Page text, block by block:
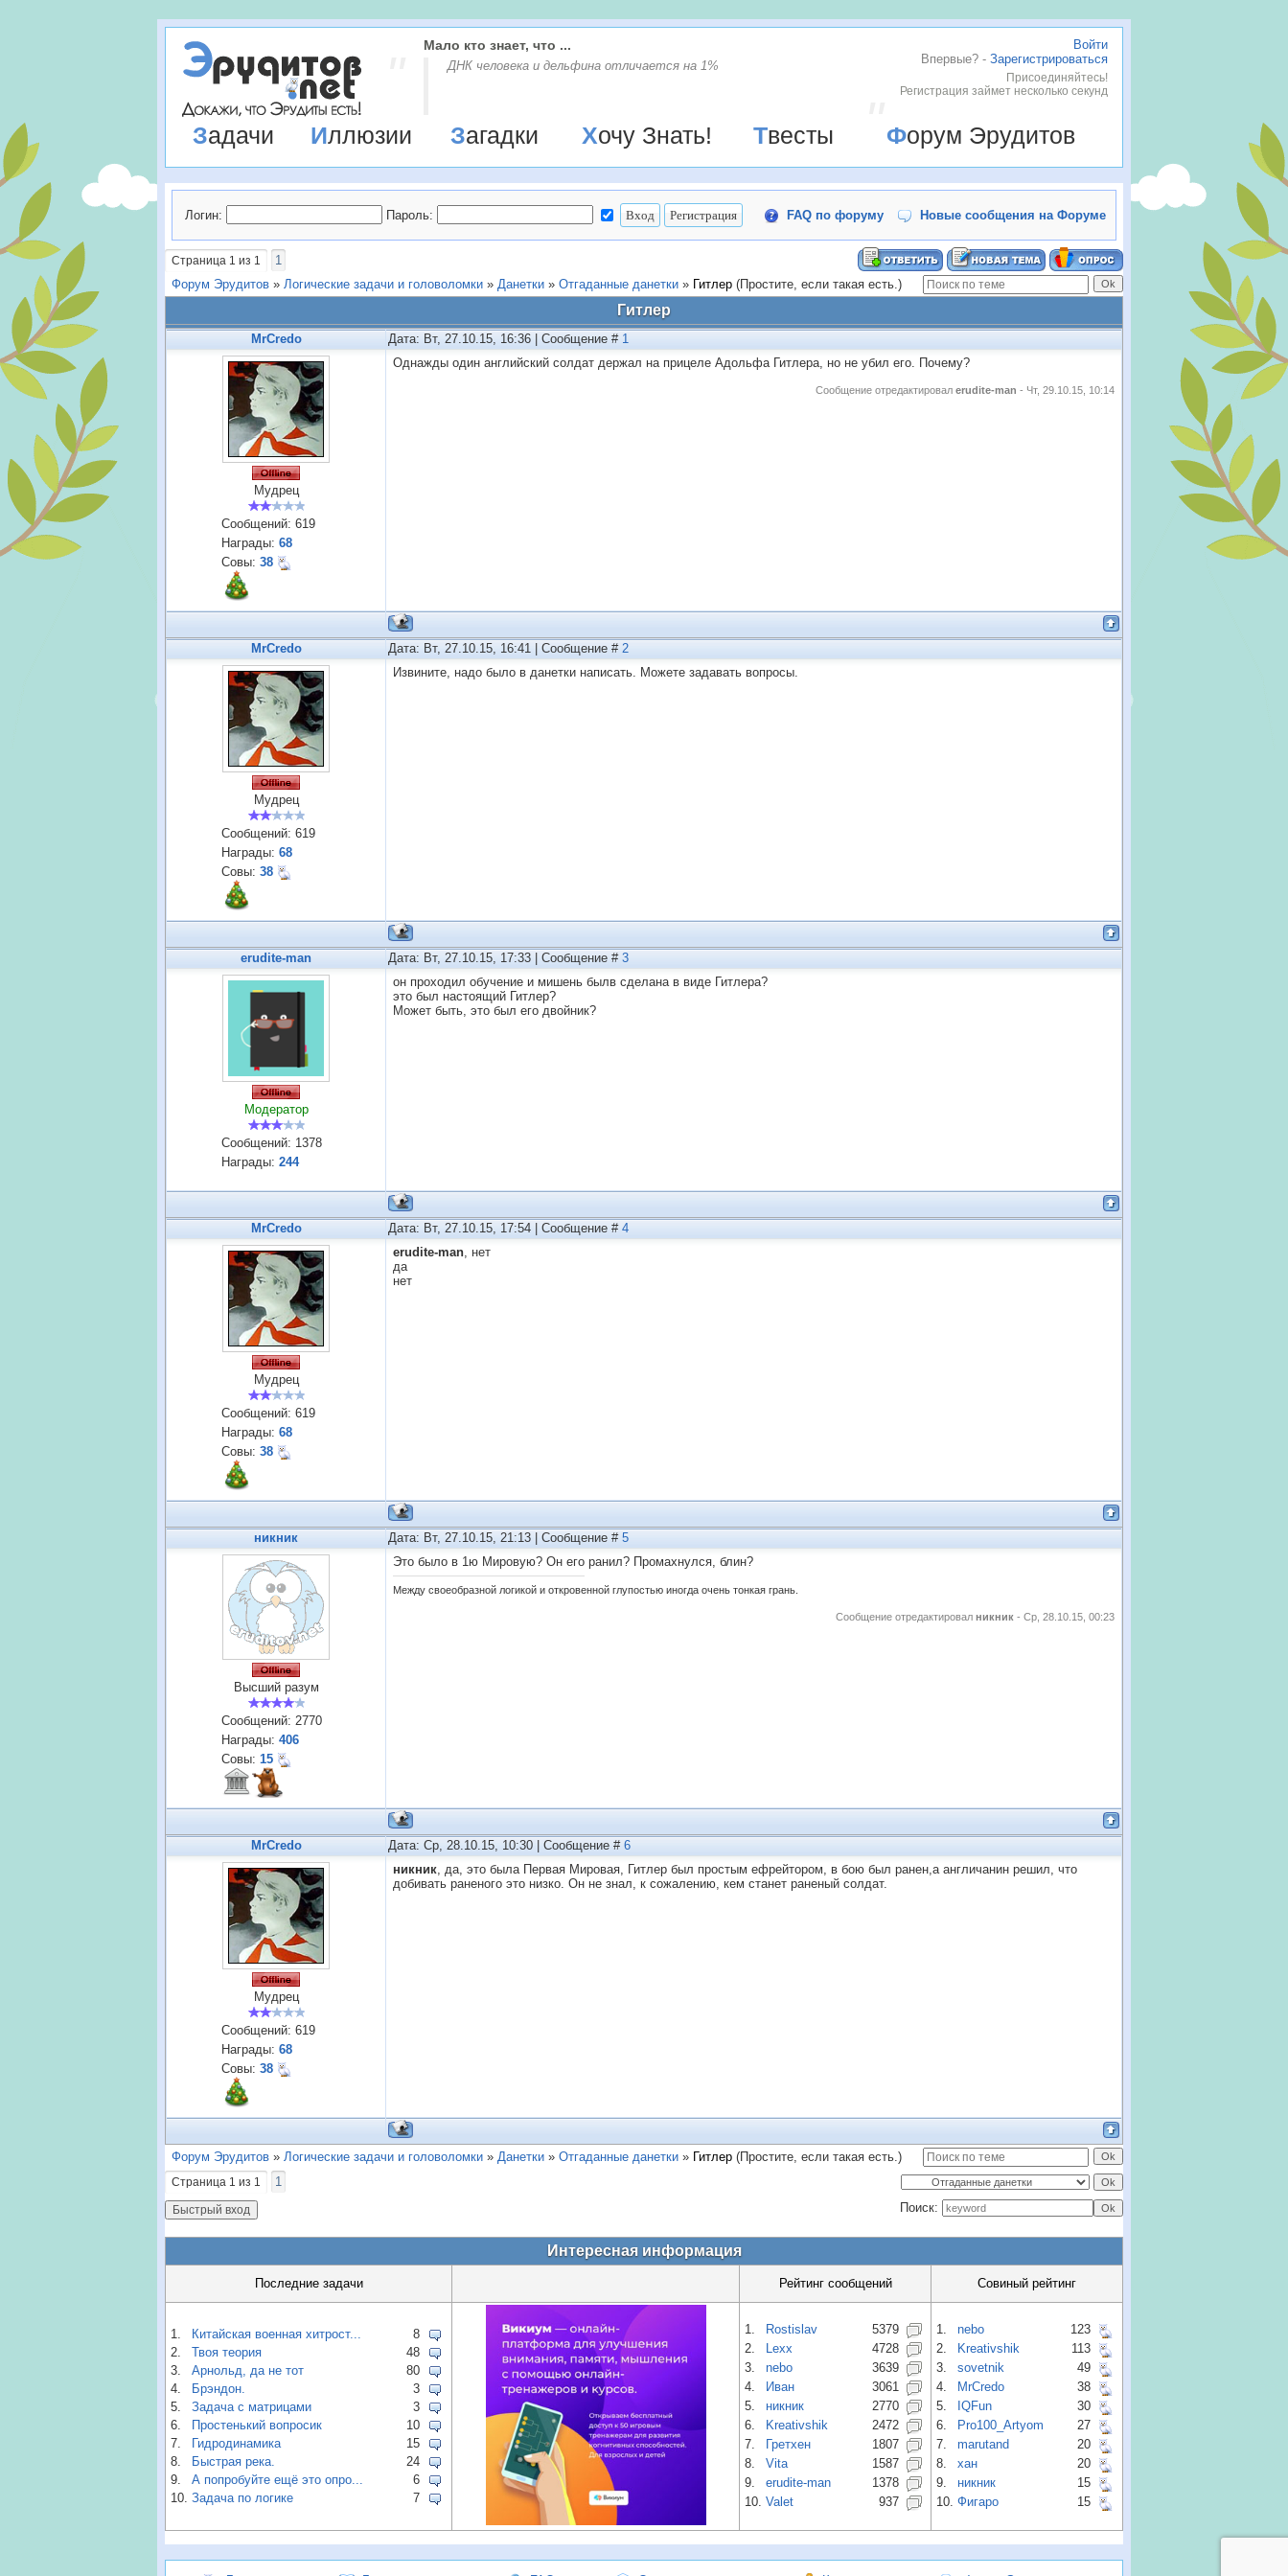
Войти
Впервые? - Зарегистрироваться
Присоединяйтесь!
Регистрация займет несколько секунд
Мало кто знает, что ...
ДНК человека и дельфина отличается на 1%
Задачи Иллюзии Загадки Хочу Знать! Твесты Форум Эрудитов
Логин: Пароль: FAQ по форуму Новые сообщения на Форуме
Страница 1 из 1
1
Форум Эрудитов » Логические задачи и головоломки » Данетки » Отгаданные данетки » Гитлер (Простите, если такая есть.)
Гитлер
MrCredo Дата: Вт, 27.10.15, 16:36 | Сообщение # 1
Мудрец
Сообщений: 619
Награды: 68
Совы: 38
Однажды один английский солдат держал на прицеле Адольфа Гитлера, но не убил его. Почему?
Сообщение отредактировал erudite-man - Чт, 29.10.15, 10:14
MrCredo Дата: Вт, 27.10.15, 16:41 | Сообщение # 2
Мудрец
Сообщений: 619
Награды: 68
Совы: 38
Извините, надо было в данетки написать. Можете задавать вопросы.
erudite-man Дата: Вт, 27.10.15, 17:33 | Сообщение # 3
Модератор
Сообщений: 1378
Награды: 244
он проходил обучение и мишень былв сделана в виде Гитлера?
это был настоящий Гитлер?
Может быть, это был его двойник?
MrCredo Дата: Вт, 27.10.15, 17:54 | Сообщение # 4
Мудрец
Сообщений: 619
Награды: 68
Совы: 38
erudite-man, нет
да
нет
никник Дата: Вт, 27.10.15, 21:13 | Сообщение # 5
Высший разум
Сообщений: 2770
Награды: 406
Совы: 15
Это было в 1ю Мировую? Он его ранил? Промахнулся, блин?
Между своеобразной логикой и откровенной глупостью иногда очень тонкая грань.
Сообщение отредактировал никник - Ср, 28.10.15, 00:23
MrCredo Дата: Ср, 28.10.15, 10:30 | Сообщение # 6
Мудрец
Сообщений: 619
Награды: 68
Совы: 38
никник, да, это была Первая Мировая, Гитлер был простым ефрейтором, в бою был ранен,а англичанин решил, что
добивать раненого это низко. Он не знал, к сожалению, кем станет раненый солдат.
Форум Эрудитов » Логические задачи и головоломки » Данетки » Отгаданные данетки » Гитлер (Простите, если такая есть.)
Страница 1 из 1
1
Поиск:
Интересная информация
Последние задачи Рейтинг сообщений Совиный рейтинг
1. Китайская военная хитрост...
8
2.
Твоя теория
48
3.
Арнольд, да не тот
80
4.
Брэндон.
3
5.
Задача с матрицами
3
6.
Простенький вопросик
10
7.
Гидродинамика
15
8.
Быстрая река.
24
9.
А попробуйте ещё это опро...
6
10. Задача по логике 7
1. Rostislav
5379
2.
Lexx
4728
3.
nebo
3639
4.
Иван
3061
5.
никник
2770
6.
Kreativshik
2472
7.
Гретхен
1807
8.
Vita
1587
9.
erudite-man
1378
10. Valet 937
1. nebo
123
2.
Kreativshik
113
3.
sovetnik
49
4.
MrCredo
38
5.
IQFun
30
6.
Pro100_Artyom
27
7.
marutand
20
8.
хан
20
9.
никник
15
10. Фигаро 15